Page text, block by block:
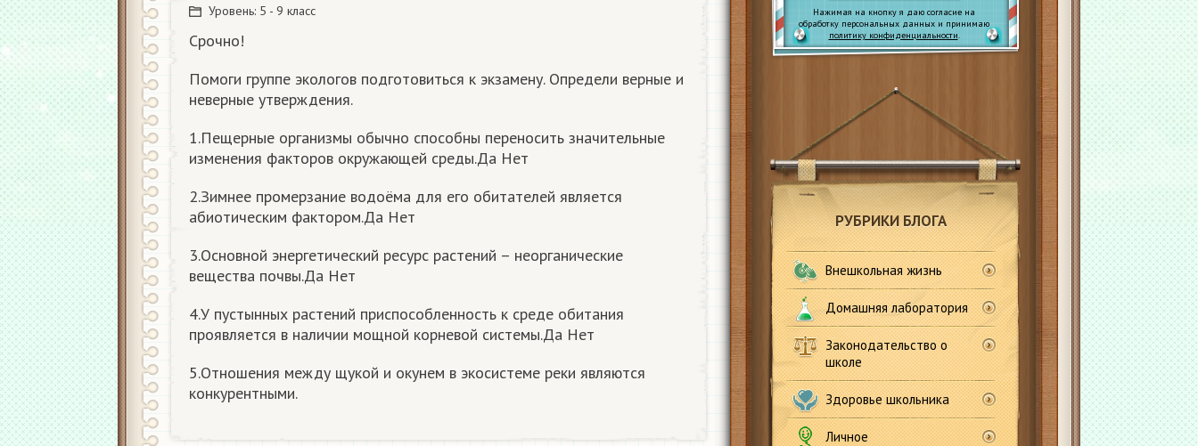
Нажимая на кнопку я даю согласие на
обработку персональных данных и принимаю
политику конфиденциальности.
РУБРИКИ БЛОГА
Внешкольная жизнь
Домашняя лаборатория
Законодательство о
школе
Здоровье школьника
Личное
Уровень: 5 - 9 класс
Срочно!
Помоги группе экологов подготовиться к экзамену. Определи верные и
неверные утверждения.
1.Пещерные организмы обычно способны переносить значительные
изменения факторов окружающей среды.Да Нет
2.Зимнее промерзание водоёма для его обитателей является
абиотическим фактором.Да Нет
3.Основной энергетический ресурс растений – неорганические
вещества почвы.Да Нет
4.У пустынных растений приспособленность к среде обитания
проявляется в наличии мощной корневой системы.Да Нет
5.Отношения между щукой и окунем в экосистеме реки являются
конкурентными.